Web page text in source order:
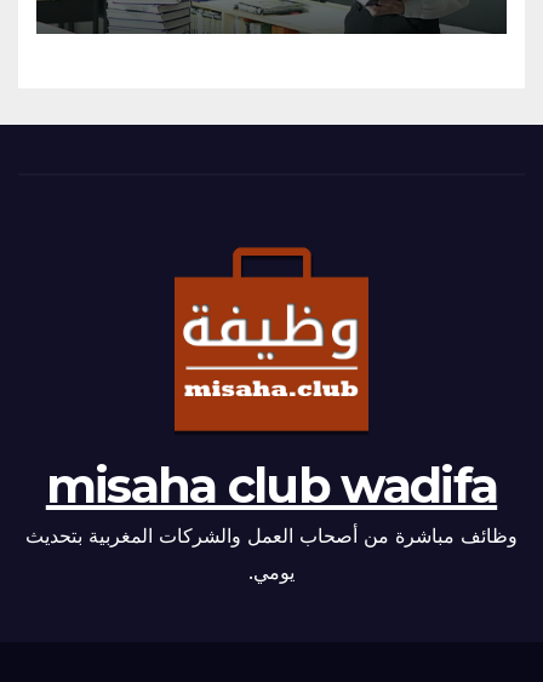
misaha club wadifa
وظائف مباشرة من أصحاب العمل والشركات المغربية بتحديث
يومي.